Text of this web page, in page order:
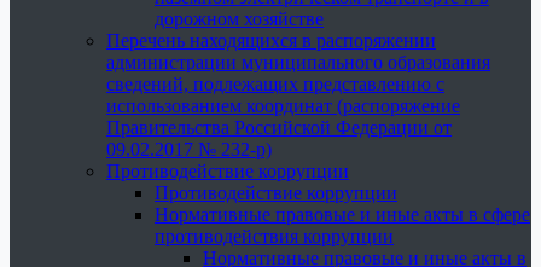
дорожном хозяйстве
Перечень находящихся в распоряжении
администрации муниципального образования
сведений, подлежащих представлению с
использованием координат (распоряжение
Правительства Российской Федерации от
09.02.2017 № 232-р)
Противодействие коррупции
Противодействие коррупции
Нормативные правовые и иные акты в сфере
противодействия коррупции
Нормативные правовые и иные акты в